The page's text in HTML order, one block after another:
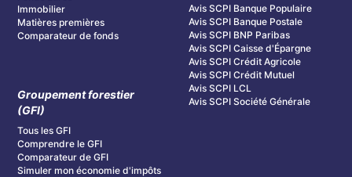
Immobilier
Matières premières
Comparateur de fonds
Groupement forestier
(GFI)
Tous les GFI
Comprendre le GFI
Comparateur de GFI
Simuler mon économie d'impôts
Avis SCPI Banque Populaire
Avis SCPI Banque Postale
Avis SCPI BNP Paribas
Avis SCPI Caisse d'Épargne
Avis SCPI Crédit Agricole
Avis SCPI Crédit Mutuel
Avis SCPI LCL
Avis SCPI Société Générale